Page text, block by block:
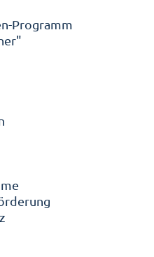
Programm